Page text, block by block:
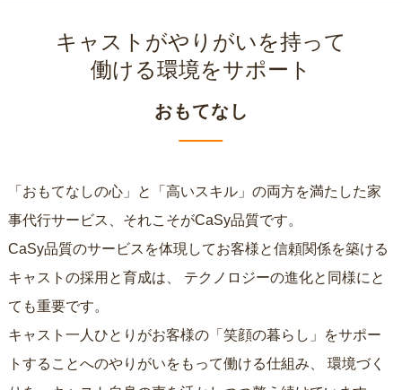
キャストがやりがいを持って
働ける環境をサポート
おもてなし
「おもてなしの心」と「高いスキル」の両方を満たした家
事代行サービス、それこそがCaSy品質です。
CaSy品質のサービスを体現してお客様と信頼関係を築ける
キャストの採用と育成は、
ても重要です。
キャスト一人ひとりがお客様の「笑顔の暮らし」をサポー
トすることへのやりがいをもって働ける仕組み、